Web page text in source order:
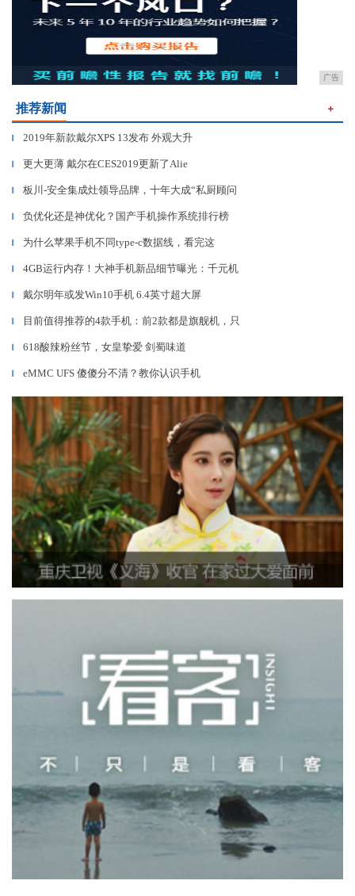
广告
推荐新闻 ＋
▎ 2019年新款戴尔XPS 13发布 外观大升
▎ 更大更薄 戴尔在CES2019更新了Alie
▎ 板川-安全集成灶领导品牌，十年大成“私厨顾问
▎ 负优化还是神优化？国产手机操作系统排行榜
▎ 为什么苹果手机不同type-c数据线，看完这
▎ 4GB运行内存！大神手机新品细节曝光：千元机
▎ 戴尔明年或发Win10手机 6.4英寸超大屏
▎ 目前值得推荐的4款手机：前2款都是旗舰机，只
▎ 618酸辣粉丝节，女皇挚爱 剑蜀味道
▎ eMMC UFS 傻傻分不清？教你认识手机